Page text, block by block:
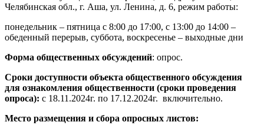
Челябинская обл., г. Аша, ул. Ленина, д. 6, режим работы:
понедельник – пятница с 8:00 до 17:00, с 13:00 до 14:00 –
обеденный перерыв, суббота, воскресенье – выходные дни
Форма общественных обсуждений: опрос.
Сроки доступности объекта общественного обсуждения
для ознакомления общественности (сроки проведения
опроса): с 18.11.2024г. по 17.12.2024г. включительно.
Место размещения и сбора опросных листов: